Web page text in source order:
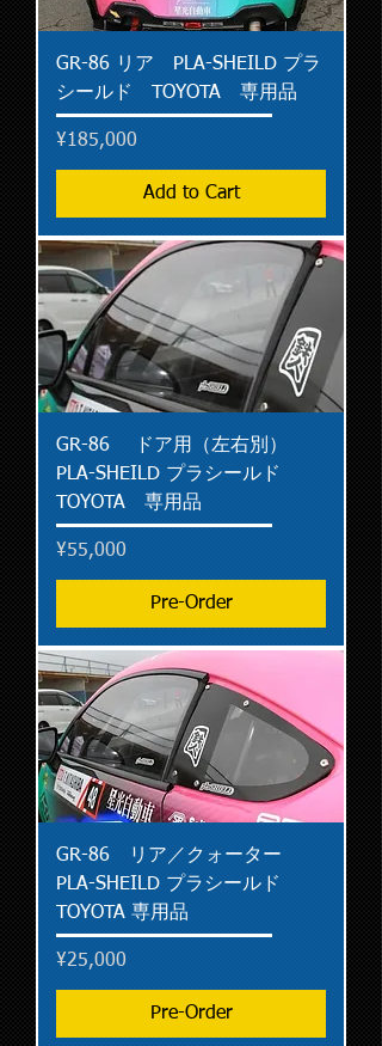
GR-86 リア PLA-SHEILD プラ
シールド TOYOTA 専用品
Price
¥185,000
Add to Cart
GR-86 ドア用（左右別）
PLA-SHEILD プラシールド
TOYOTA 専用品
Price
¥55,000
Pre-Order
GR-86 リア／クォーター
PLA-SHEILD プラシールド
TOYOTA 専用品
Price
¥25,000
Pre-Order